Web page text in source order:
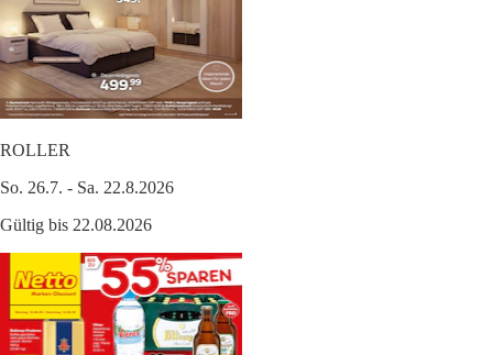
ROLLER
So. 26.7. - Sa. 22.8.2026
Gültig bis 22.08.2026